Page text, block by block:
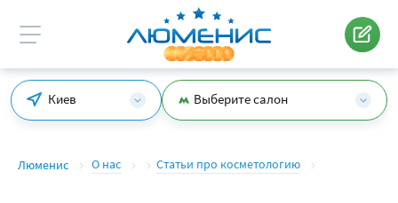
Киев Выберите салон
Люменис О нас Статьи про косметологию